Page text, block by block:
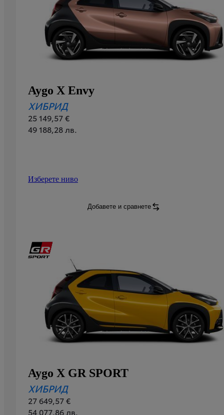
Aygo X Envy
ХИБРИД
25 149,57 €
49 188,28 лв.
Aygo X Envy :
Изберете ниво
Добавете и сравнете
Aygo X GR SPORT
ХИБРИД
27 649,57 €
54 077,86 лв.